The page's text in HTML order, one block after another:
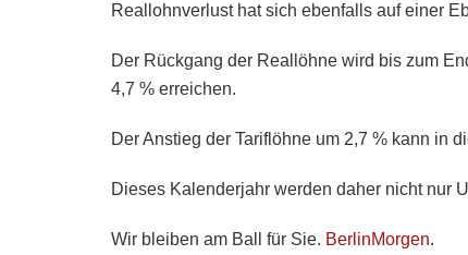
Reallohnverlust hat sich ebenfalls auf einer
Der Rückgang der Reallöhne wird bis zum
4,7 % erreichen.
Der Anstieg der Tariflöhne um 2,7 % kann in
Dieses Kalenderjahr werden daher nicht nur
Wir bleiben am Ball für Sie. BerlinMorgen.